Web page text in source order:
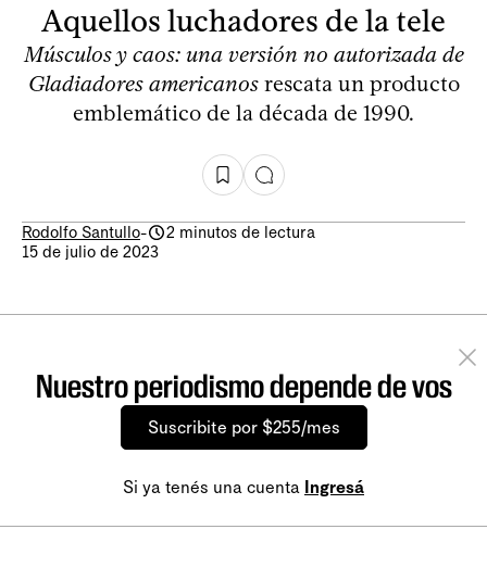
Aquellos luchadores de la tele
Músculos y caos: una versión no autorizada de
Gladiadores americanosrescata un producto
emblemático de la década de 1990.
Rodolfo Santullo-
2 minutos de lectura
15 de julio de 2023
Nuestro periodismo depende de vos
Suscribite por $255/mes
Si ya tenés una cuenta Ingresá